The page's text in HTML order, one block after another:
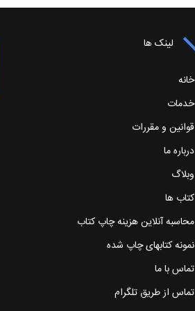
لینک ها
خانه
خدمات
قوانین و مقررات
درباره ما
وبلاگ
کتاب ها
محاسبه آنلاین هزینه چاپ کتاب
نمونه کتابهای چاپ شده
تماس با ما
تماس از طریق تلگرام